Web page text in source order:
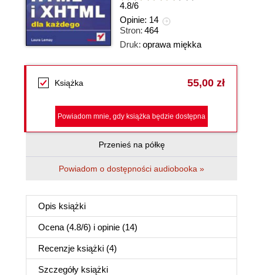
4.8/6
Opinie: 14
Stron: 464
Druk: oprawa miękka
Książka 55,00 zł
Powiadom mnie, gdy książka będzie dostępna
Przenieś na półkę
Powiadom o dostępności audiobooka »
Opis książki
Ocena (4.8/6) i opinie (14)
Recenzje książki (4)
Szczegóły książki